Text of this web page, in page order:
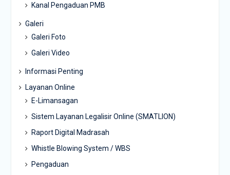
Kanal Pengaduan PMB
Galeri
Galeri Foto
Galeri Video
Informasi Penting
Layanan Online
E-Limansagan
Sistem Layanan Legalisir Online (SMATLION)
Raport Digital Madrasah
Whistle Blowing System / WBS
Pengaduan